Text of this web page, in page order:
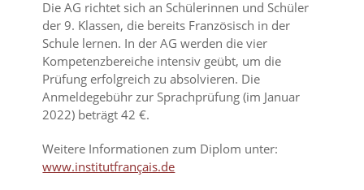
Die AG richtet sich an Schülerinnen und Schüler
der 9. Klassen, die bereits Französisch in der
Schule lernen. In der AG werden die vier
Kompetenzbereiche intensiv geübt, um die
Prüfung erfolgreich zu absolvieren. Die
Anmeldegebühr zur Sprachprüfung (im Januar
2022) beträgt 42 €.
Weitere Informationen zum Diplom unter:
www.institutfrançais.de